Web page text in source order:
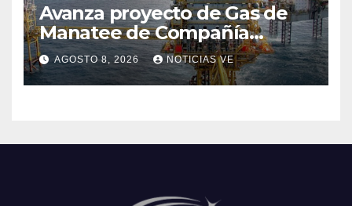
Avanza proyecto de Gas de
Manatee de Compañía
Nacional de Gas de Trinidad y
Tobago
AGOSTO 8, 2026 NOTICIAS VE